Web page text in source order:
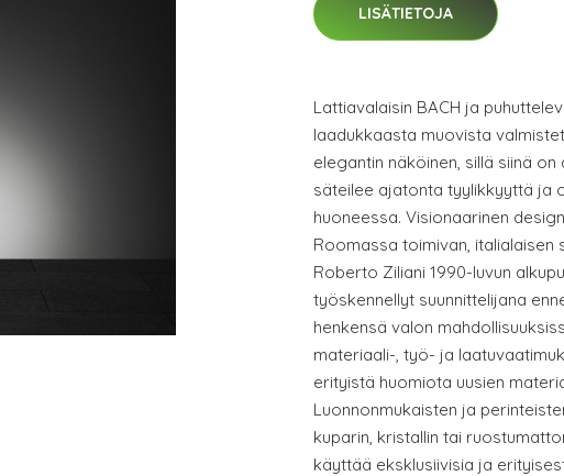
LISÄTIETOJA
Lattiavalaisin BACH ja
laadukkaasta muovista
elegantin näköinen, sillä siinä
säteilee ajatonta tyylikkyyttä ja
huoneessa. Visionaarinen
Roomassa toimivan, italialaisen
Roberto Ziliani 1990-luvun
työskennellyt suunnittelijana
henkensä valon
materiaali-, työ- ja
erityistä huomiota uusien
Luonnonmukaisten ja
kuparin, kristallin tai
käyttää eksklusiivisia ja